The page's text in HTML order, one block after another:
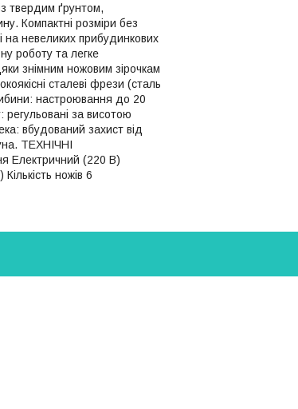
твердим ґрунтом,
Компактні розміри без
на невеликих прибудинкових
роботу та легке
знімним ножовим зірочкам
сталеві фрези (сталь
настроювання до 20
регульовані за висотою
вбудований захист від
ТЕХНІЧНІ
Електричний (220 В)
ножів 6